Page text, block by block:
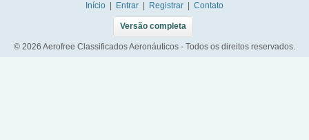
Início Entrar Registrar Contato
Versão completa
© 2026 Aerofree Classificados Aeronáuticos - Todos os direitos reservados.